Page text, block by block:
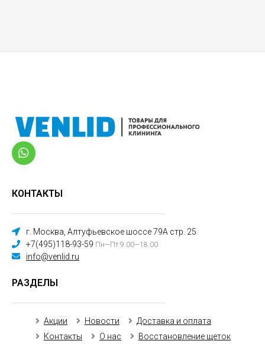
КОНТАКТЫ
г. Москва, Алтуфьевское шоссе 79А стр. 25
+7(495)118-93-59 Пн—Пт 9:00—18:00
info@venlid.ru
РАЗДЕЛЫ
Акции Новости
Доставка и оплата
Контакты
О нас Восстановление щеток